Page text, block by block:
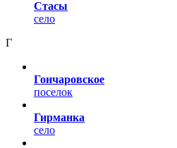
Стасы
село
Г
Гончаровское
поселок
Гирманка
село